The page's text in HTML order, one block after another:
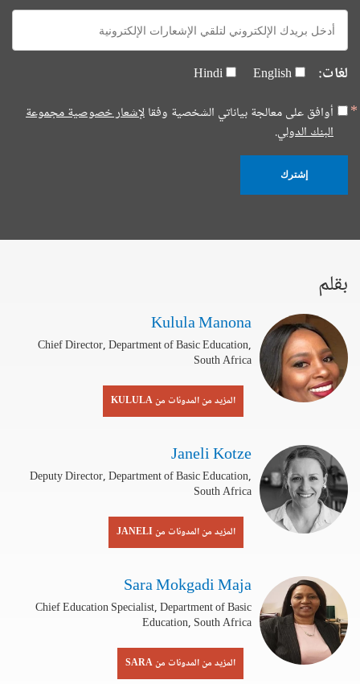
E-
mail:
لغات: English
Hindi
أوافق على معالجة بياناتي الشخصية وفقالإشعار خصوصية مجموعة
البنك الدولي.
إشترك
بقلم
Kulula Manona
Chief Director, Department of Basic Education,
South Africa
المزيد من المدونات من KULULA
Janeli Kotze
Deputy Director, Department of Basic Education,
South Africa
المزيد من المدونات من JANELI
Sara Mokgadi Maja
Chief Education Specialist, Department of Basic
Education, South Africa
المزيد من المدونات من SARA